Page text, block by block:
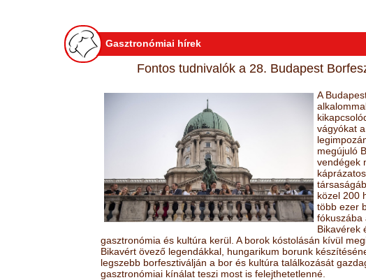
Gasztronómiai hírek
Fontos tudnivalók a 28. Budapest
A
vágyókat
megújuló
vendégek
közel 200
több ezer
fókuszába
Bikavérek
gasztronómia és kultúra kerül. A borok kóstolásán kívül
Bikavért övező legendákkal, hungarikum borunk
legszebb borfesztiválján a bor és kultúra találkozását
gasztronómiai kínálat teszi most is felejthetetlenné.